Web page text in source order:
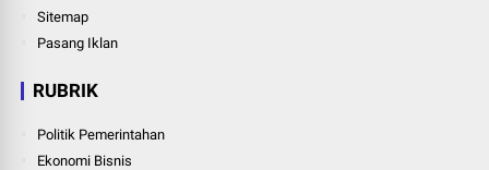
Sitemap
Pasang Iklan
RUBRIK
Politik Pemerintahan
Ekonomi Bisnis